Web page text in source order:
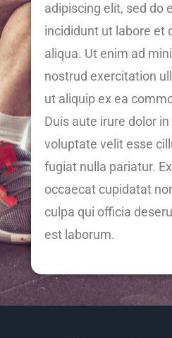
adipiscing elit, sed do
incididunt ut labore et
aliqua. Ut enim ad
nostrud exercitation
ut aliquip ex ea
Duis aute irure dolor
voluptate velit esse
fugiat nulla pariatur.
occaecat cupidatat
culpa qui officia
est laborum.